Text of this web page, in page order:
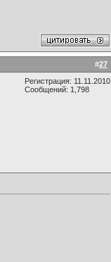
#27
Регистрация: 11.11.2010
Сообщений: 1,798